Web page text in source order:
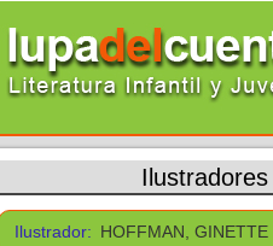
Ilustradores
Ilustrador: HOFFMAN, GINETTE